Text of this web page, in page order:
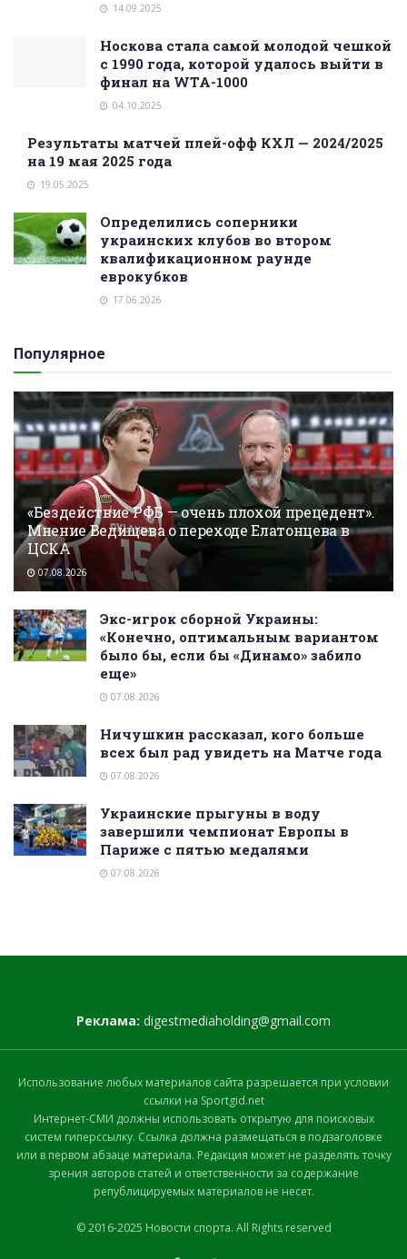
14.09.2025
Носкова стала самой молодой чешкой
с 1990 года, которой удалось выйти в
финал на WTA-1000
04.10.2025
Результаты матчей плей-офф КХЛ — 2024/2025
на 19 мая 2025 года
19.05.2025
Определились соперники
украинских клубов во втором
квалификационном раунде
еврокубков
17.06.2026
Популярное
«Бездействие РФБ — очень плохой прецедент».
Мнение Ведищева о переходе Елатонцева в
ЦСКА
07.08.2026
Экс-игрок сборной Украины:
«Конечно, оптимальным вариантом
было бы, если бы «Динамо» забило
еще»
07.08.2026
Ничушкин рассказал, кого больше
всех был рад увидеть на Матче года
07.08.2026
Украинские прыгуны в воду
завершили чемпионат Европы в
Париже с пятью медалями
07.08.2026
Реклама: digestmediaholding@gmail.com
Использование любых материалов сайта разрешается при условии
ссылки на Sportgid.net
Интернет-СМИ должны использовать открытую для поисковых
систем гиперссылку. Ссылка должна размещаться в подзаголовке
или в первом абзаце материала. Редакция может не разделять точку
зрения авторов статей и ответственности за содержание
републицируемых материалов не несет.
© 2016-2025 Новости спорта. All Rights reserved